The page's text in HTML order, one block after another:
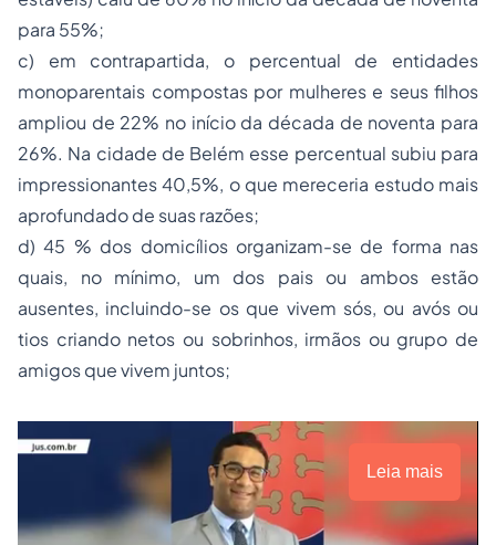
para 55%;
c) em contrapartida, o percentual de entidades
monoparentais compostas por mulheres e seus filhos
ampliou de 22% no início da década de noventa para
26%. Na cidade de Belém esse percentual subiu para
impressionantes 40,5%, o que mereceria estudo mais
aprofundado de suas razões;
d) 45 % dos domicílios organizam-se de forma nas
quais, no mínimo, um dos pais ou ambos estão
ausentes, incluindo-se os que vivem sós, ou avós ou
tios criando netos ou sobrinhos, irmãos ou grupo de
amigos que vivem juntos;
Leia mais